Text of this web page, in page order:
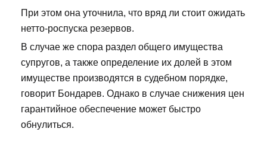
При этом она уточнила, что вряд ли стоит ожидать
нетто-роспуска резервов.
В случае же спора раздел общего имущества
супругов, а также определение их долей в этом
имуществе производятся в судебном порядке,
говорит Бондарев. Однако в случае снижения цен
гарантийное обеспечение может быстро
обнулиться.